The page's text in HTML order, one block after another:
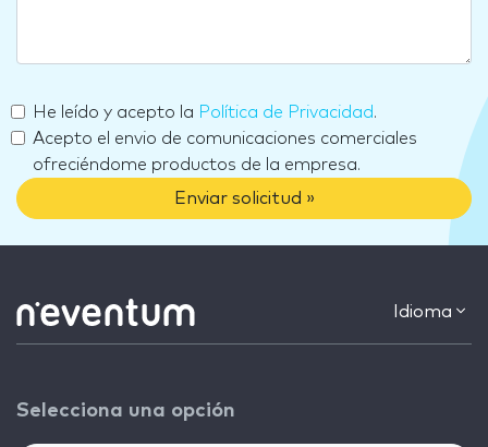
He leído y acepto la Política de Privacidad.
Acepto el envio de comunicaciones comerciales
ofreciéndome productos de la empresa.
Enviar solicitud »
Idioma
Selecciona una opción